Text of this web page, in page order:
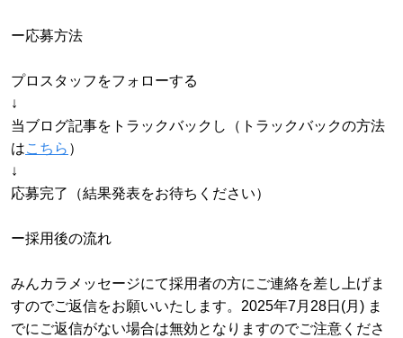
ー応募方法
プロスタッフをフォローする
↓
当ブログ記事をトラックバックし（トラックバックの方法
はこちら ）
↓
応募完了（結果発表をお待ちください）
ー採用後の流れ
みんカラメッセージにて採用者の方にご連絡を差し上げま
すのでご返信をお願いいたします。2025年7月28日(月) ま
でにご返信がない場合は無効となりますのでご注意くださ